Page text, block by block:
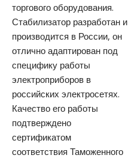
торгового оборудования.
Стабилизатор разработан и
производится в России, он
отлично адаптирован под
специфику работы
электроприборов в
российских электросетях.
Качество его работы
подтверждено
сертификатом
соответствия Таможенного